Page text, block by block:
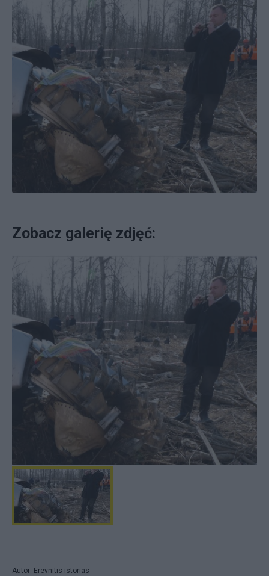
Zobacz galerię zdjęć:
Autor: Erevnitis istorias